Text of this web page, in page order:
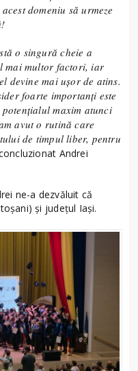
domeniu să urmeze
o singură cheie a
mai multor factori, iar
devine mai ușor de atins.
foarte importanți este
maxim atunci
avut o rutină care
de timpul liber, pentru
Andrei
ne-a dezvăluit că
și județul Iași.